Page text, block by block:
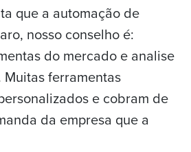
que a automação de
nosso conselho é:
do mercado e analise
ferramentas
e cobram de
da empresa que a